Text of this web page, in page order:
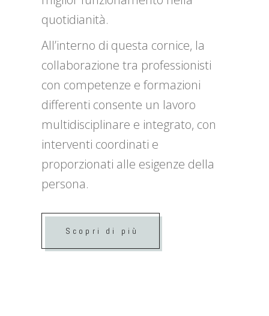
quotidianità.
All’interno di questa cornice, la
collaborazione tra professionisti
con competenze e formazioni
differenti consente un lavoro
multidisciplinare e integrato, con
interventi coordinati e
proporzionati alle esigenze della
persona.
Scopri di più